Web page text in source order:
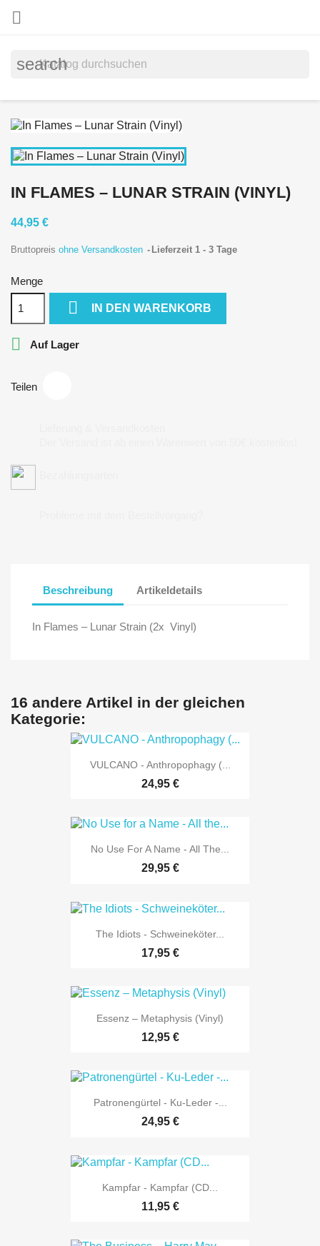

search
IN FLAMES ‎– LUNAR STRAIN (VINYL)
44,95 €
Bruttopreis ohne Versandkosten Lieferzeit 1 - 3 Tage
Menge
 IN DEN WARENKORB
 Auf Lager
Teilen
Beschreibung Artikeldetails
In Flames ‎– Lunar Strain (2x Vinyl)
16 andere Artikel in der gleichen
Kategorie:
VULCANO - Anthropophagy (...
24,95 €
No Use For A Name - All The...
29,95 €
The Idiots - Schweineköter...
17,95 €
Essenz ‎– Metaphysis (Vinyl)
12,95 €
Patronengürtel - Ku-Leder -...
24,95 €
Kampfar - Kampfar (CD...
11,95 €